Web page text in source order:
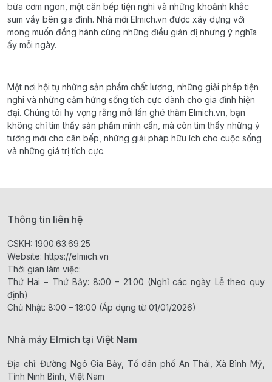
bữa cơm ngon, một căn bếp tiện nghi và những khoảnh khắc
sum vầy bên gia đình. Nhà mới Elmich.vn được xây dựng với
mong muốn đồng hành cùng những điều giản dị nhưng ý nghĩa
ấy mỗi ngày.
Một nơi hội tụ những sản phẩm chất lượng, những giải pháp tiện
nghi và những cảm hứng sống tích cực dành cho gia đình hiện
đại. Chúng tôi hy vọng rằng mỗi lần ghé thăm Elmich.vn, bạn
không chỉ tìm thấy sản phẩm mình cần, mà còn tìm thấy những ý
tưởng mới cho căn bếp, những giải pháp hữu ích cho cuộc sống
và những giá trị tích cực.
Thông tin liên hệ
CSKH: 1900.63.69.25
Website: https://elmich.vn
Thời gian làm việc:
Thứ Hai – Thứ Bảy: 8:00 – 21:00 (Nghỉ các ngày Lễ theo quy
định)
Chủ Nhật: 8:00 – 18:00 (Áp dụng từ 01/01/2026)
Nhà máy Elmich tại Việt Nam
Địa chỉ: Đường Ngô Gia Bảy, Tổ dân phố An Thái, Xã Bình Mỹ,
Tỉnh Ninh Bình, Việt Nam